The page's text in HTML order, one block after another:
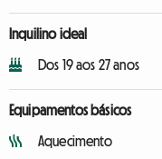
Inquilino ideal
Dos 19 aos 27 anos
Equipamentos básicos
Aquecimento